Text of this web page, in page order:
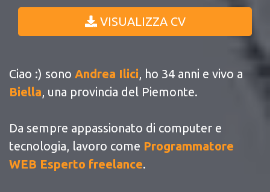
VISUALIZZA CV
Ciao :) sono Andrea Ilici, ho 34 anni e vivo a
Biella, una provincia del Piemonte.
Da sempre appassionato di computer e
tecnologia, lavoro come Programmatore
WEB Esperto freelance.